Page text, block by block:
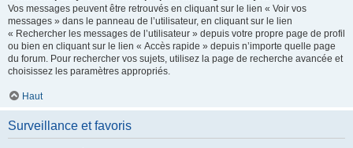
Vos messages peuvent être retrouvés en cliquant sur le lien « Voir vos
messages » dans le panneau de l’utilisateur, en cliquant sur le lien
« Rechercher les messages de l’utilisateur » depuis votre propre page de profil
ou bien en cliquant sur le lien « Accès rapide » depuis n’importe quelle page
du forum. Pour rechercher vos sujets, utilisez la page de recherche avancée et
choisissez les paramètres appropriés.
Haut
Surveillance et favoris